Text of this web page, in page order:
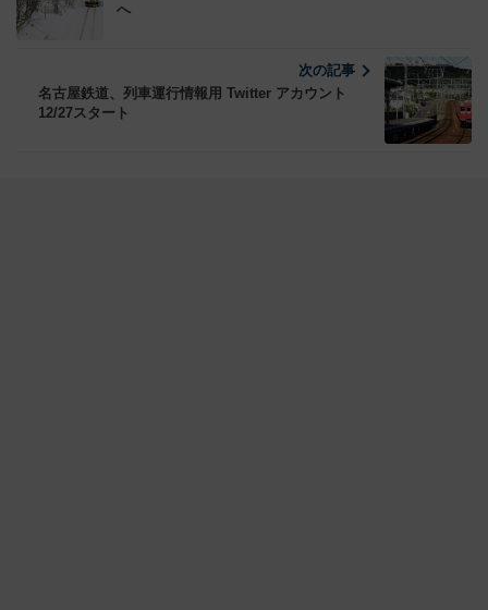
へ
次の記事
名古屋鉄道、列車運行情報用 Twitter アカウント
12/27スタート